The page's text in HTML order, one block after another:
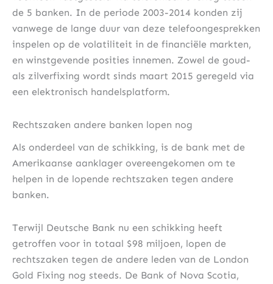
de 5 banken. In de periode 2003-2014 konden zij
vanwege de lange duur van deze telefoongesprekken
inspelen op de volatiliteit in de financiële markten,
en winstgevende posities innemen. Zowel de goud-
als zilverfixing wordt sinds maart 2015 geregeld via
een elektronisch handelsplatform.
Rechtszaken andere banken lopen nog
Als onderdeel van de schikking, is de bank met de
Amerikaanse aanklager overeengekomen om te
helpen in de lopende rechtszaken tegen andere
banken.
Terwijl Deutsche Bank nu een schikking heeft
getroffen voor in totaal $98 miljoen, lopen de
rechtszaken tegen de andere leden van de London
Gold Fixing nog steeds. De Bank of Nova Scotia,